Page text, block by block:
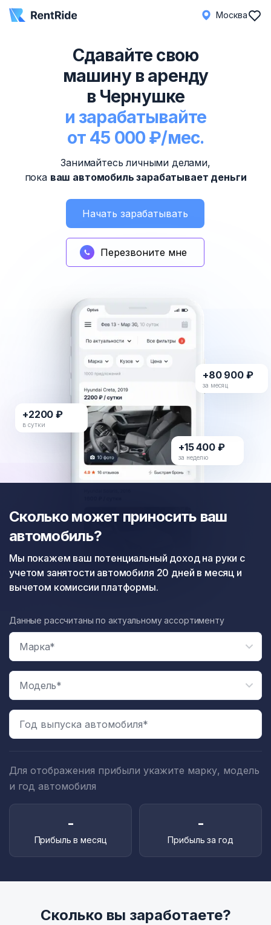
Москва
Сдавайте свою
машину в аренду
в Чернушке
и зарабатывайте
от 45 000 ₽/мес.
Занимайтесь личными делами,
пока ваш автомобиль зарабатывает деньги
Начать зарабатывать
Перезвоните мне
+2200 ₽
в сутки
+15 400 ₽
за неделю
+80 900 ₽
за месяц
Сколько может приносить ваш
автомобиль?
Мы покажем ваш потенциальный доход на руки с
учетом занятости автомобиля 20 дней в месяц и
вычетом комиссии платформы.
Год выпуска автомобиля*
Данные рассчитаны по актуальному ассортименту
Для отображения прибыли укажите марку, модель
и год автомобиля
-
Прибыль в месяц
-
Прибыль за год
Сколько вы заработаете?